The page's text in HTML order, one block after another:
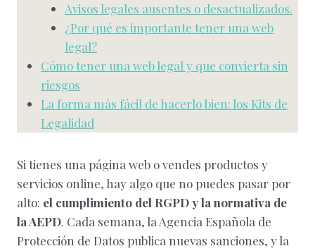
Avisos legales ausentes o desactualizados.
¿Por qué es importante tener una web
legal?
Cómo tener una web legal y que convierta sin
riesgos
La forma más fácil de hacerlo bien: los Kits de
Legalidad
Si tienes una página web o vendes productos y
servicios online, hay algo que no puedes pasar por
alto: el cumplimiento del RGPD y la normativa de
la AEPD. Cada semana, la Agencia Española de
Protección de Datos publica nuevas sanciones, y la